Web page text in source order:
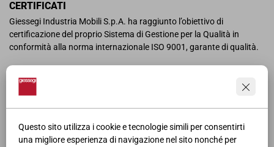
Questo sito utilizza i cookie e tecnologie simili per consentirti
una migliore esperienza di navigazione nel sito nonché per
CERTIFICATI
Giessegi Industria Mobili S.p.A. ha raggiunto l’obiettivo di
certificazione del proprio Sistema di Gestione per la Qualità in
conformità alla norma internazionale ISO 9001, garante di qualità.
capacità di sviluppare i processi necessari ad ottenere risultati in
accordo con i requisiti del Cliente e con le politiche aziendali, quindi
di mettere in atto azioni per il miglioramento continuo dei processi
che danno garanzia di costanza nelle modalità di produzione e nella
qualità dei prodotti o servizi forniti.